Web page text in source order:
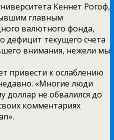
Кеннет Рогоф,
главным
валютного фонда,
дефицит текущего счета
внимания, нежели мы
привести к ослаблению
«Многие люди
доллар не обвалился до
комментариях